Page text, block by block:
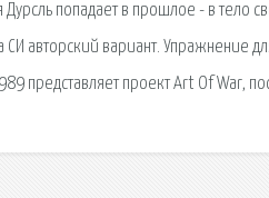
попадает в прошлое - в тело
СИ авторский вариант. Упражнение
представляет проект Art Of War,